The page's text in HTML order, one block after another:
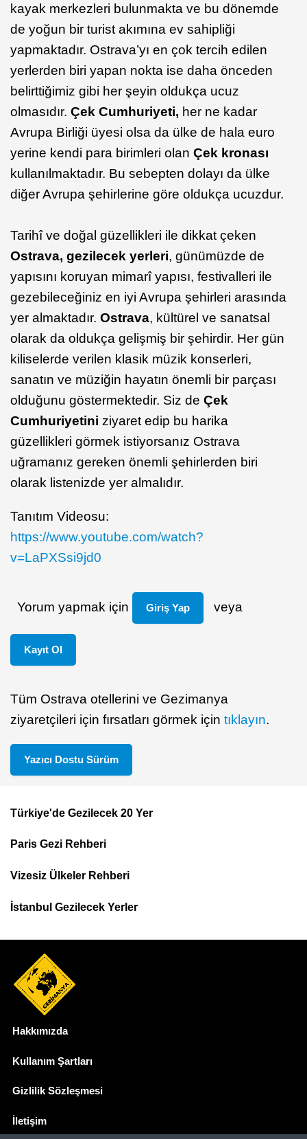
kayak merkezleri bulunmakta ve bu dönemde
de yoğun bir turist akımına ev sahipliği
yapmaktadır. Ostrava’yı en çok tercih edilen
yerlerden biri yapan nokta ise daha önceden
belirttiğimiz gibi her şeyin oldukça ucuz
olmasıdır. Çek Cumhuriyeti, her ne kadar
Avrupa Birliği üyesi olsa da ülke de hala euro
yerine kendi para birimleri olan Çek kronası
kullanılmaktadır. Bu sebepten dolayı da ülke
diğer Avrupa şehirlerine göre oldukça ucuzdur.
Tarihî ve doğal güzellikleri ile dikkat çeken
Ostrava, gezilecek yerleri, günümüzde de
yapısını koruyan mimarî yapısı, festivalleri ile
gezebileceğiniz en iyi Avrupa şehirleri arasında
yer almaktadır. Ostrava, kültürel ve sanatsal
olarak da oldukça gelişmiş bir şehirdir. Her gün
kiliselerde verilen klasik müzik konserleri,
sanatın ve müziğin hayatın önemli bir parçası
olduğunu göstermektedir. Siz de Çek
Cumhuriyetini ziyaret edip bu harika
güzellikleri görmek istiyorsanız Ostrava
uğramanız gereken önemli şehirlerden biri
olarak listenizde yer almalıdır.
Tanıtım Videosu:
https://www.youtube.com/watch?
v=LaPXSsi9jd0
Yorum yapmak için Giriş Yap veya
Kayıt Ol
Tüm Ostrava otellerini ve Gezimanya
ziyaretçileri için fırsatları görmek için tıklayın.
Yazıcı Dostu Sürüm
Footer
Top
Menu
Türkiye'de Gezilecek 20 Yer
Paris Gezi Rehberi
Vizesiz Ülkeler Rehberi
İstanbul Gezilecek Yerler
Hakkımızda
Kullanım Şartları
Gizlilik Sözleşmesi
İletişim